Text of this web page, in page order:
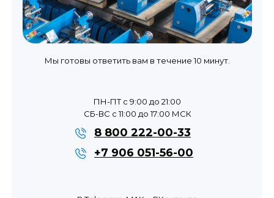
Мы готовы ответить вам в течение 10 минут.
8 800 222-00-33
+7 906 051-56-00
ПН-ПТ с 9:00 до 21:00
СБ-ВС с 11:00 до 17:00 МСК